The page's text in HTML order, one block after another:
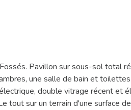
Pavillon sur sous-sol total
une salle de bain et
double vitrage récent et
tout sur un terrain d'une surface